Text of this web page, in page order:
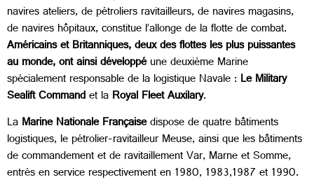
navires ateliers, de pétroliers ravitailleurs, de navires magasins,
de navires hôpitaux, constitue l’allonge de la flotte de combat.
Américains et Britanniques, deux des flottes les plus puissantes
au monde, ont ainsi développéune deuxième Marine
spécialement responsable de la logistique Navale :Le Military
Sealift Commandet laRoyal Fleet Auxilary.
LaMarine Nationale Françaisedispose de quatre bâtiments
logistiques, le pétrolier-ravitailleur Meuse, ainsi que les bâtiments
de commandement et de ravitaillement Var, Marne et Somme,
entrés en service respectivement en 1980, 1983,1987 et 1990.